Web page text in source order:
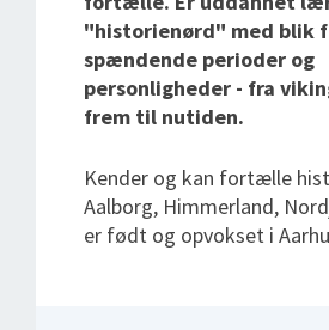
"historienørd" med blik
spændende perioder og
personligheder - fra
frem til nutiden.
Kender og kan fortælle
Aalborg, Himmerland,
er født og opvokset i